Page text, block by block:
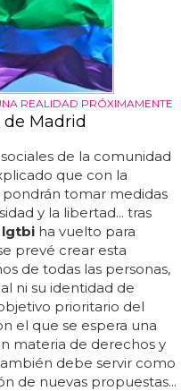
REALIDAD PRÓXIMAMENTE
de Madrid
de la comunidad
que con la
pondrán tomar medidas
y la libertad... tras
lgtbi ha vuelto para
prevé crear esta
de todas las personas,
ni su identidad de
prioritario del
el que se espera una
materia de derechos y
debe servir como
de nuevas propuestas...